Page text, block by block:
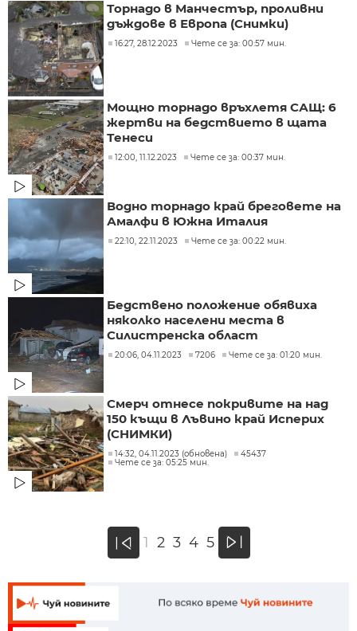
Торнадо в Манчестър, проливни
дъждове в Европа (Снимки)
16:27, 28.12.2023 Чете се за: 00:57 мин.
Мощно торнадо връхлетя САЩ: 6
жертви на бедствието в щата
Тенеси
12:00, 11.12.2023 Чете се за: 00:37 мин.
Водно торнадо край бреговете на
Амалфи в Южна Италия
22:10, 22.11.2023 Чете се за: 00:22 мин.
Бедствено положение обявиха
няколко населени места в
Силистренска област
20:06, 04.11.2023 7206 Чете се за: 01:20 мин.
Смерч отнесе покривите на над
150 къщи в Лъвино край Исперих
(СНИМКИ)
14:32, 04.11.2023 (обновена)
45437
Чете се за: 05:25 мин.
« 1 2 3 4 5 »